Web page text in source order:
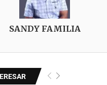
SANDY FAMILIA